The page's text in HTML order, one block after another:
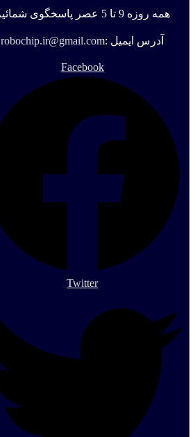
همه روزه 9 تا 5 عصر پاسخگوی شمائیم
آدرس ایمیل :robochip.ir@gmail.com
Facebook
Twitter